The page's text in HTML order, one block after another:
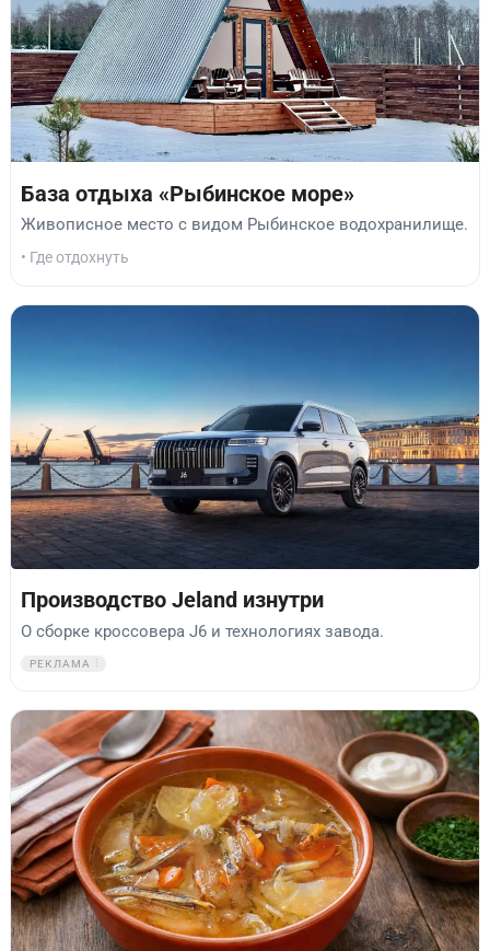
База отдыха «Рыбинское море»
Живописное место с видом Рыбинское водохранилище.
• Где отдохнуть
Производство Jeland изнутри
О сборке кроссовера J6 и технологиях завода.
РЕКЛАМА